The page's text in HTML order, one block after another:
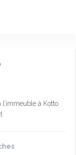
à Kotto